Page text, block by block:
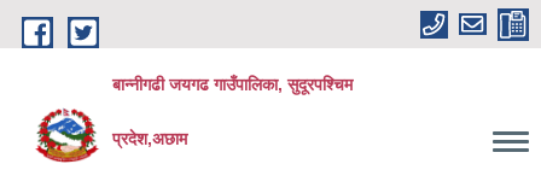
Skip to main content
बान्नीगढी जयगढ गाउँपालिका, सुदूरपश्चिम
प्रदेश,अछाम